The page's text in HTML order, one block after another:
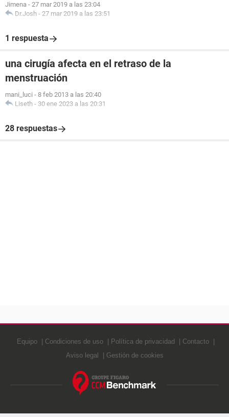
Jimena - 27 mar 2019 a las 23:04
Dr.Josh - 27 mar 2019 a las 23:51
1 respuesta
una cirugía afecta en el retraso de la
menstruación
mani_luci - 8 feb 2013 a las 20:40
Liseth - 30 ene 2023 a las 20:31
28 respuestas
Equipo Condiciones de uso Política de privacidad
Contacto
Aviso legal
Gestión de cookies